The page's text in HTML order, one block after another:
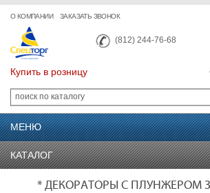
О КОМПАНИИ ЗАКАЗАТЬ ЗВОНОК
(812) 244-76-68
Купить в розницу
МЕНЮ
КАТАЛОГ
* ДЕКОРАТОРЫ С ПЛУНЖЕРОМ